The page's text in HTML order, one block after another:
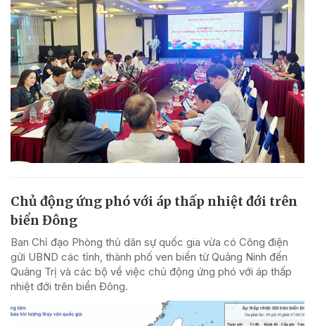
Chủ động ứng phó với áp thấp nhiệt đới trên
biển Đông
Ban Chỉ đạo Phòng thủ dân sự quốc gia vừa có Công điện
gửi UBND các tỉnh, thành phố ven biển từ Quảng Ninh đến
Quảng Trị và các bộ về việc chủ động ứng phó với áp thấp
nhiệt đới trên biển Đông.